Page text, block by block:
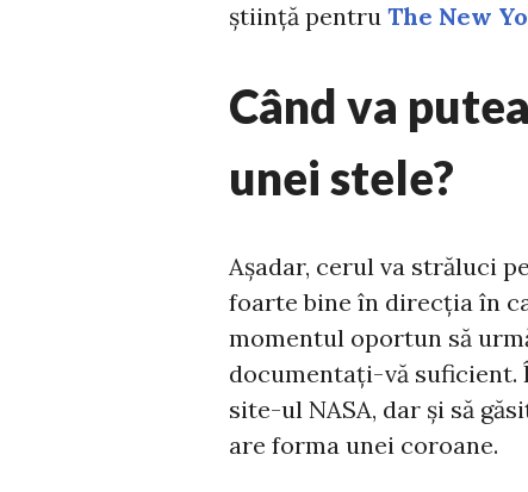
știință pentru The New
Când va
unei stele?
Așadar, cerul va străluci
foarte bine în direcția în
momentul oportun să
documentați-vă suficient.
site-ul NASA, dar și să
are forma unei coroane.